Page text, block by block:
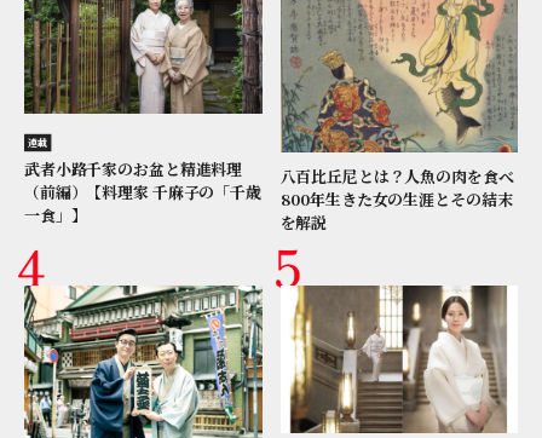
連載
武者小路千家のお盆と精進料理
（前編）【料理家 千麻子の「千歳
一食」】
八百比丘尼とは？人魚の肉を食べ
800年生きた女の生涯とその結末
を解説